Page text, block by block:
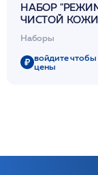
НАБОР
ЧИСТОЙ
/SKINCOUTURE
Наборы
войдите чтобы
цены